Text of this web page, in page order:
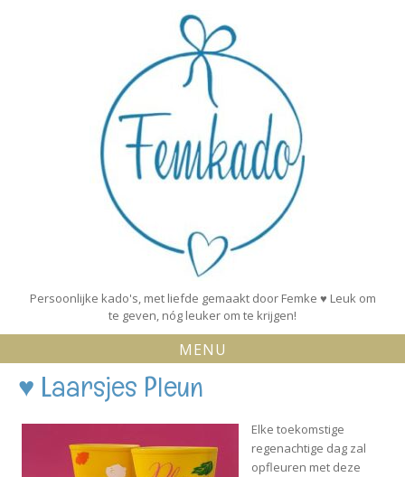
Persoonlijke kado's, met liefde gemaakt door Femke ♥ Leuk om
te geven, nóg leuker om te krijgen!
MENU
♥ Laarsjes Pleun
Elke toekomstige
regenachtige dag zal
opfleuren met deze